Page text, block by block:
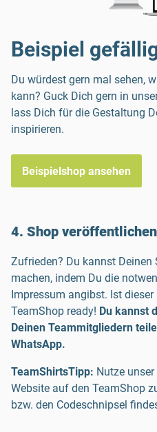
Beispiel
Du würdest gern mal sehen,
kann? Guck Dich gern in
lass Dich für die Gestaltung
inspirieren.
Beispielshop ansehen
4. Shop veröffentlichen
Zufrieden? Du kannst
machen, indem Du die
Impressum angibst. Ist
TeamShop ready! Du kannst
Deinen Teammitgliedern
WhatsApp.
TeamShirtsTipp: Nutze
Website auf den TeamShop
bzw. den Codeschnipsel